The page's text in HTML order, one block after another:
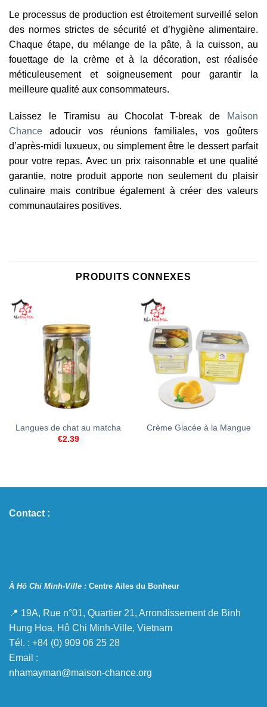
Le processus de production est étroitement surveillé selon
des normes strictes de sécurité et d’hygiène alimentaire.
Chaque étape, du mélange de la pâte, à la cuisson, au
fouettage de la crème et à la décoration, est réalisée
méticuleusement et soigneusement pour garantir la
meilleure qualité aux consommateurs.
Laissez le Tiramisu au Chocolat T-break de
Maison
Chance adoucir vos réunions familiales, vos goûters
d’après-midi luxueux, ou simplement être le dessert parfait
pour votre repas. Avec un prix raisonnable et une qualité
garantie, notre produit apporte non seulement du plaisir
culinaire mais contribue également à créer des valeurs
communautaires positives.
PRODUITS CONNEXES
Langues de chat au matcha
€2.39
Crème Glacée à la Mangue
Contact :
À Hô Chi Minh-Ville : Centre Ailes du Bonheur
📍 19A, Rue n°01, Quartier 21, Arrondissement de Binh
Hung Hoa, Hô Chi Minh-Ville, Vietnam
Tél. : +84 (0) 909 06 25 28
Email :
nhamayman@maison-chance.org